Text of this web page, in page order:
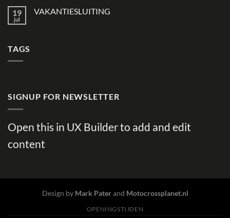
19
jul
VAKANTIESLUITING
TAGS
SIGNUP FOR NEWSLETTER
Open this in UX Builder to add and edit
content
Design by Mark Paterand Motocrossplanet.nl
OPENINGSTIJDEN